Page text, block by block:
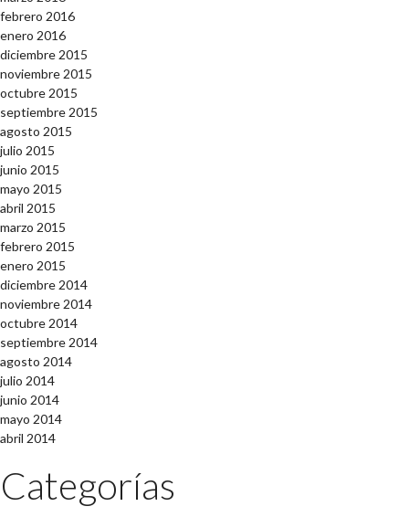
febrero 2016
enero 2016
diciembre 2015
noviembre 2015
octubre 2015
septiembre 2015
agosto 2015
julio 2015
junio 2015
mayo 2015
abril 2015
marzo 2015
febrero 2015
enero 2015
diciembre 2014
noviembre 2014
octubre 2014
septiembre 2014
agosto 2014
julio 2014
junio 2014
mayo 2014
abril 2014
Categorías